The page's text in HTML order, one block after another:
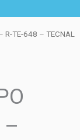
R-TE-648 – TECNAL
–